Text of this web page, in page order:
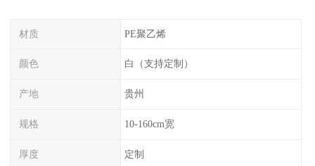
材质 PE聚乙烯
颜色 白（支持定制）
产地 贵州
规格 10-160cm宽
厚度 定制